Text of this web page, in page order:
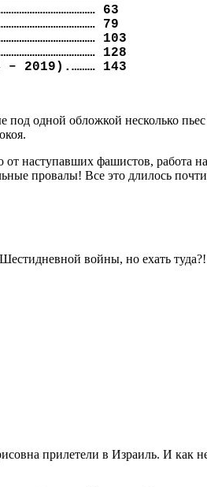
63
79
103
128
– 2019).……… 143
одной обложкой несколько
фашистов, работа
провалы! Все это длилось
войны, но ехать
прилетели в Израиль. И как